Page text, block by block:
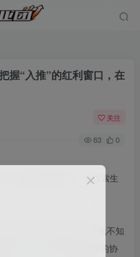
握“入推”的红利窗口，在
关注
63 0
难发愁？AD私信功能下线不知
红利，却不懂AD+本地推的协